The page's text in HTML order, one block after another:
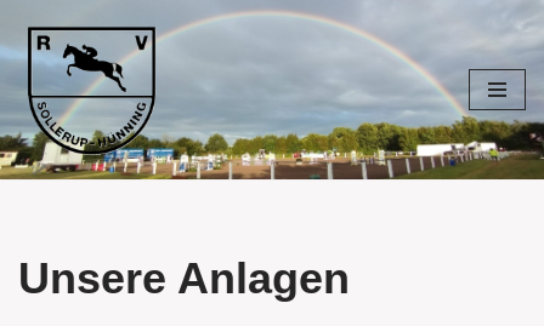
Zum
Inhalt
springen
Unsere Anlagen